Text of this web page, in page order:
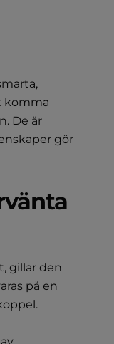
komma
De är
gör
gillar den
på en